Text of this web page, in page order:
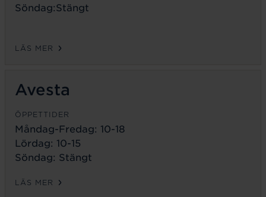
Söndag:Stängt
LÄS MER
Avesta
ÖPPETTIDER
Måndag-Fredag: 10-18
Lördag: 10-15
Söndag: Stängt
LÄS MER